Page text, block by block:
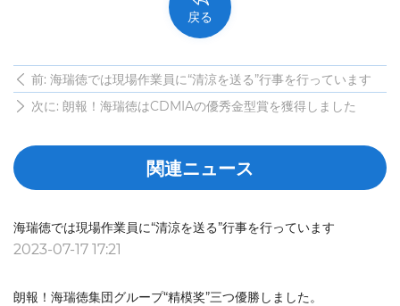
戻る
前: 海瑞徳では現場作業員に“清涼を送る”行事を行っています
次に: 朗報！海瑞徳はCDMIAの優秀金型賞を獲得しました
関連ニュース
海瑞徳では現場作業員に“清涼を送る”行事を行っています
2023-07-17 17:21
朗報！海瑞徳集団グループ“精模奖”三つ優勝しました。